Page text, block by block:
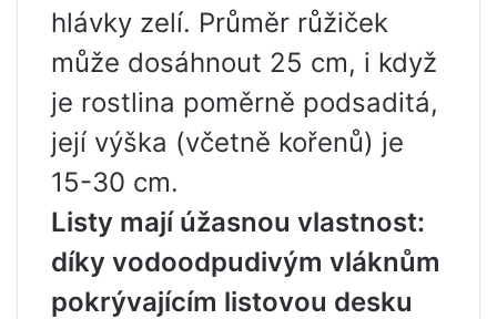
hlávky zelí. Průměr růžiček
může dosáhnout 25 cm, i když
je rostlina poměrně podsaditá,
její výška (včetně kořenů) je
15-30 cm.
Listy mají úžasnou vlastnost:
díky vodoodpudivým vláknům
pokrývajícím listovou desku